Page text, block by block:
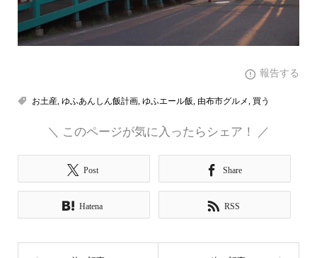
報告する
お土産, ゆふあんしん飯計画, ゆふエール飯, 由布市グルメ, 買う
＼ このページが気に入ったらシェア！ ／
Post Share
Hatena RSS